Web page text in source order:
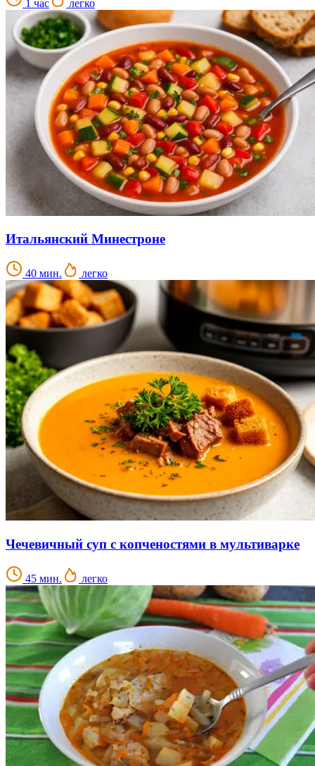
1 час легко
Итальянский Минестроне
40 мин. легко
Чечевичный суп с копченостями в мультиварке
45 мин. легко